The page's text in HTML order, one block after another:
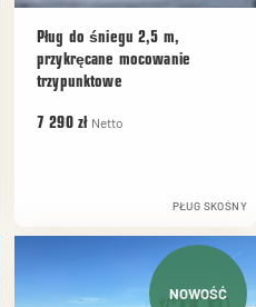
Pług do śniegu 2,5 m,
przykręcane mocowanie
trzypunktowe
7 290 zł Netto
PŁUG SKOŚNY
NOWOŚĆ